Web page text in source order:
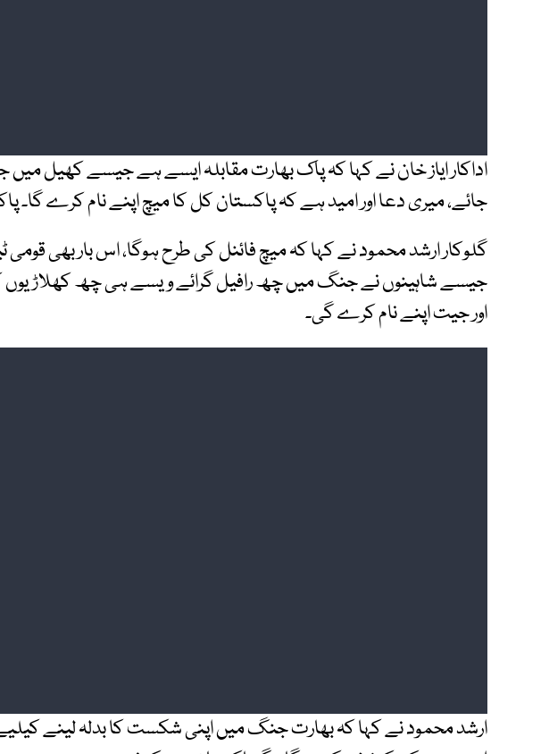
اداکار ایاز خان نے کہا کہ پاک بھارت مقابلہ ایسے ہے جیسے کھیل
جائے، میری دعا اور امید ہے کہ پاکستان کل کا میچ اپنے نام کرے گا۔
گلوکار ارشد محمود نے کہا کہ میچ فائنل کی طرح ہوگا، اس بار بھی
اور جیت اپنے نام کرے گی۔
ارشد محمود نے کہا کہ بھارت جنگ میں اپنی شکست کا بدلہ لینے کیلیے